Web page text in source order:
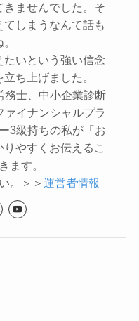
ませんでした。そ
しまうなんて話も
いという強い信念
ち上げました。
務士、中小企業診断
イナンシャルプラ
3級持ちの私が「お
やすくお伝えるこ
ます。
。＞＞ 運営者情報